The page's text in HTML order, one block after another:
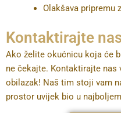
Olakšava pripremu
Kontaktirajte
Ako želite okućnicu koja će
ne čekajte. Kontaktirajte nas
obilazak! Naš tim stoji vam
prostor uvijek bio u